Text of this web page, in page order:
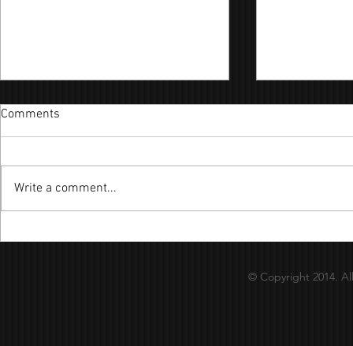
2018年「上海商業銀行盃」歌
Comments
Write a comment...
© Copyright 2014.